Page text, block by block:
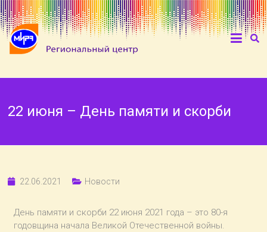
22 июня – День памяти и скорби
22.06.2021 Новости
День памяти и скорби 22 июня 2021 года – это 80-я
годовщина начала Великой Отечественной войны.